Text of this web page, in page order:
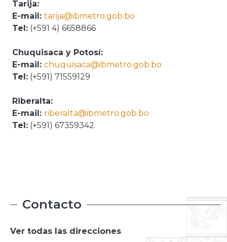
Tarija:
E-mail: tarija@ibmetro.gob.bo
Tel: (+591 4) 6658866
Chuquisaca y Potosí:
E-mail: chuquisaca@ibmetro.gob.bo
Tel: (+591) 71559129
Riberalta:
E-mail: riberalta@ibmetro.gob.bo
Tel: (+591) 67359342
Contacto
Ver todas las direcciones